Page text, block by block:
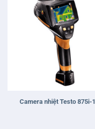
Camera nhiệt Testo 875i-1